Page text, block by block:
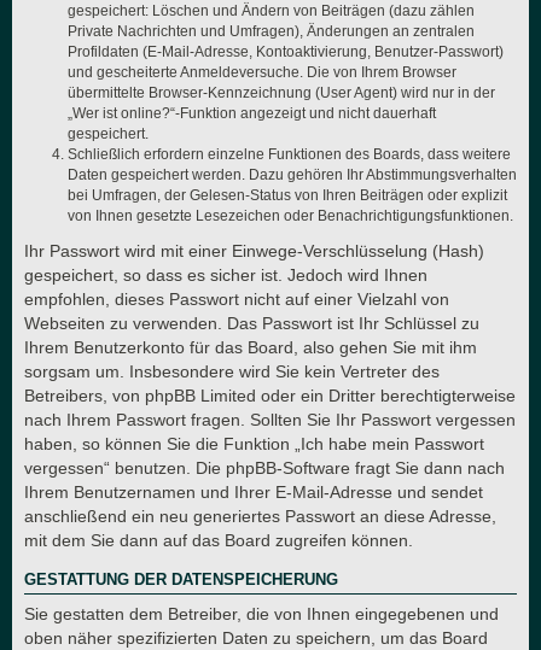
gespeichert: Löschen und Ändern von Beiträgen (dazu zählen
Private Nachrichten und Umfragen), Änderungen an zentralen
Profildaten (E-Mail-Adresse, Kontoaktivierung, Benutzer-Passwort)
und gescheiterte Anmeldeversuche. Die von Ihrem Browser
übermittelte Browser-Kennzeichnung (User Agent) wird nur in der
„Wer ist online?“-Funktion angezeigt und nicht dauerhaft
gespeichert.
Schließlich erfordern einzelne Funktionen des Boards, dass weitere
Daten gespeichert werden. Dazu gehören Ihr Abstimmungsverhalten
bei Umfragen, der Gelesen-Status von Ihren Beiträgen oder explizit
von Ihnen gesetzte Lesezeichen oder Benachrichtigungsfunktionen.
Ihr Passwort wird mit einer Einwege-Verschlüsselung (Hash)
gespeichert, so dass es sicher ist. Jedoch wird Ihnen
empfohlen, dieses Passwort nicht auf einer Vielzahl von
Webseiten zu verwenden. Das Passwort ist Ihr Schlüssel zu
Ihrem Benutzerkonto für das Board, also gehen Sie mit ihm
sorgsam um. Insbesondere wird Sie kein Vertreter des
Betreibers, von phpBB Limited oder ein Dritter berechtigterweise
nach Ihrem Passwort fragen. Sollten Sie Ihr Passwort vergessen
haben, so können Sie die Funktion „Ich habe mein Passwort
vergessen“ benutzen. Die phpBB-Software fragt Sie dann nach
Ihrem Benutzernamen und Ihrer E-Mail-Adresse und sendet
anschließend ein neu generiertes Passwort an diese Adresse,
mit dem Sie dann auf das Board zugreifen können.
GESTATTUNG DER DATENSPEICHERUNG
Sie gestatten dem Betreiber, die von Ihnen eingegebenen und
oben näher spezifizierten Daten zu speichern, um das Board